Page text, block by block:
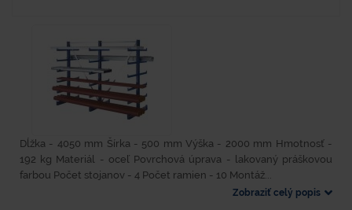
Dĺžka - 4050 mm Šírka - 500 mm Výška - 2000 mm Hmotnosť -
192 kg Materiál - oceľ Povrchová úprava - lakovaný práškovou
farbou Počet stojanov - 4 Počet ramien - 10 Montáž...
Zobraziť celý popis